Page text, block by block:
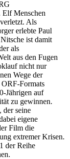
Elf Menschen
Als
erlebte Paul
ist damit
als
aus den Fugen
nicht nur
Wege der
Formats
Jährigen auf
zu gewinnen.
der seine
eigene
Film die
extremer Krisen.
der Reihe